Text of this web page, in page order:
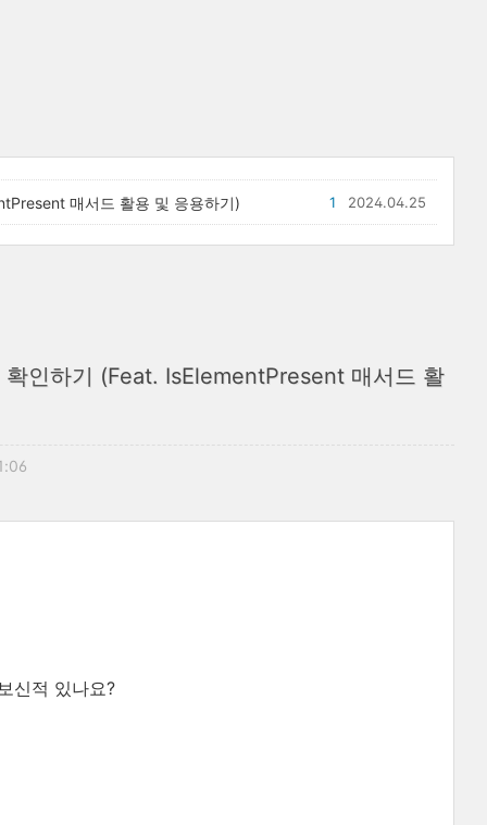
매서드 활용 및 응용하기) 2024.04.25
1
인하기 (Feat. IsElementPresent 매서드 활
신적 있나요?